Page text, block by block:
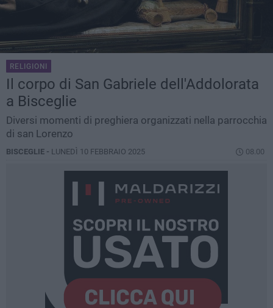
RELIGIONI
Il corpo di San Gabriele dell'Addolorata
a Bisceglie
Diversi momenti di preghiera organizzati nella parrocchia
di san Lorenzo
BISCEGLIE - LUNEDÌ 10 FEBBRAIO 2025 08.00